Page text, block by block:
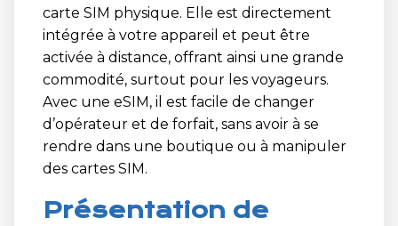
carte SIM physique. Elle est directement
intégrée à votre appareil et peut être
activée à distance, offrant ainsi une grande
commodité, surtout pour les voyageurs.
Avec une eSIM, il est facile de changer
d’opérateur et de forfait, sans avoir à se
rendre dans une boutique ou à manipuler
des cartes SIM.
Présentation de